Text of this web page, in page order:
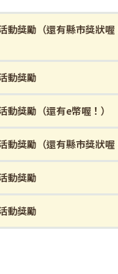
動獎勵（還有縣市獎狀喔
動獎勵
動獎勵（還有e幣喔！）
動獎勵（還有縣市獎狀喔
動獎勵
動獎勵